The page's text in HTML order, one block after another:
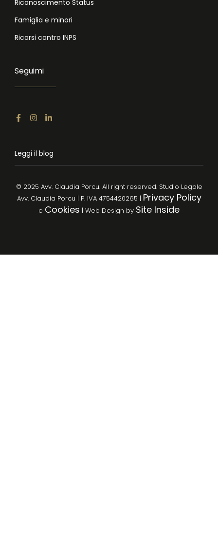
Riconoscimento Status
Famiglia e minori
Ricorsi contro INPS
Seguimi
Leggi il blog
© 2025 Avv. Claudia Porcu. All right reserved. Studio Legale
Avv. Claudia Porcu | P. IVA 4754420265 | Privacy Policy
e Cookies | Web Design by Site Inside